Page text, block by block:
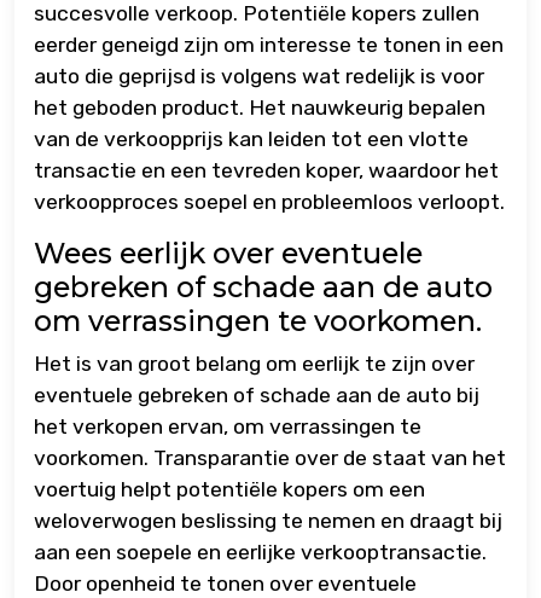
succesvolle verkoop. Potentiële kopers zullen
eerder geneigd zijn om interesse te tonen in een
auto die geprijsd is volgens wat redelijk is voor
het geboden product. Het nauwkeurig bepalen
van de verkoopprijs kan leiden tot een vlotte
transactie en een tevreden koper, waardoor het
verkoopproces soepel en probleemloos verloopt.
Wees eerlijk over eventuele
gebreken of schade aan de auto
om verrassingen te voorkomen.
Het is van groot belang om eerlijk te zijn over
eventuele gebreken of schade aan de auto bij
het verkopen ervan, om verrassingen te
voorkomen. Transparantie over de staat van het
voertuig helpt potentiële kopers om een
weloverwogen beslissing te nemen en draagt bij
aan een soepele en eerlijke verkooptransactie.
Door openheid te tonen over eventuele